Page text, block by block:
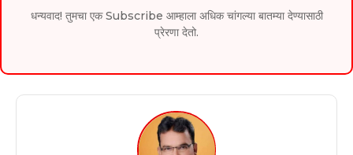
धन्यवाद! तुमचा एक Subscribe आम्हाला अधिक चांगल्या बातम्या देण्यासाठी
प्रेरणा देतो.